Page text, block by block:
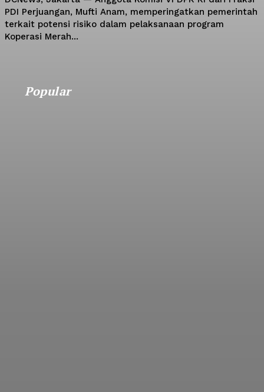
PDI Perjuangan, Mufti Anam, memperingatkan pemerintah
terkait potensi risiko dalam pelaksanaan program
Koperasi Merah...
Popular